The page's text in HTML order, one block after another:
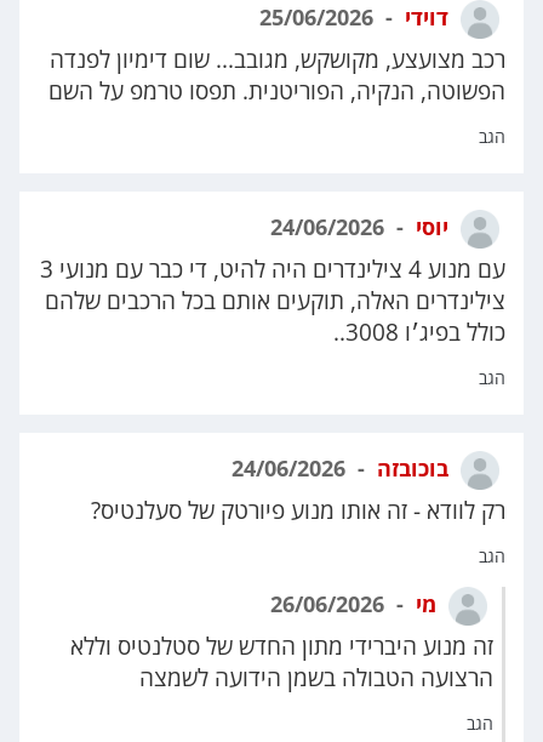
דוידי
רכב מצועצע, מקושקש, מגובב... שום דימיון לפנדה
הפשוטה, הנקיה, הפוריטנית. תפסו טרמפ על השם
הגב
יוסי
עם מנוע 4 צילינדרים היה להיט, די כבר עם מנועי 3
צילינדרים האלה, תוקעים אותם בכל הרכבים שלהם
כולל בפיג׳ו 3008..
הגב
בוכובזה
רק לוודא - זה אותו מנוע פיורטק של סעלנטיס?
הגב
מי
זה מנוע היברידי מתון החדש של סטלנטיס וללא
הרצועה הטבולה בשמן הידועה לשמצה
הגב